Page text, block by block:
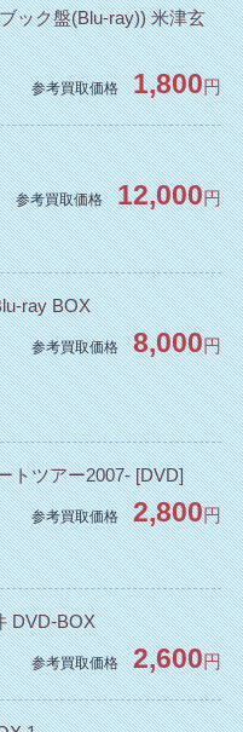
ック盤(Blu-ray)) 米津玄
参考買取価格 1,800円
参考買取価格 12,000円
ray BOX
参考買取価格 8,000円
トツアー2007- [DVD]
参考買取価格 2,800円
DVD-BOX
参考買取価格 2,600円